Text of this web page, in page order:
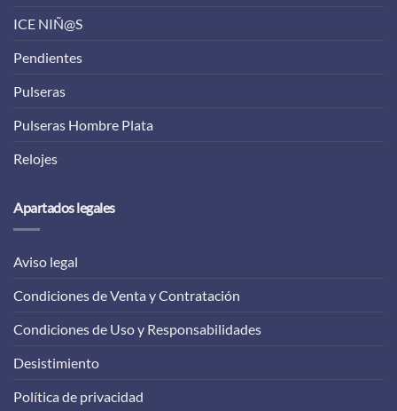
ICE NIÑ@S
Pendientes
Pulseras
Pulseras Hombre Plata
Relojes
Apartados legales
Aviso legal
Condiciones de Venta y Contratación
Condiciones de Uso y Responsabilidades
Desistimiento
Política de privacidad